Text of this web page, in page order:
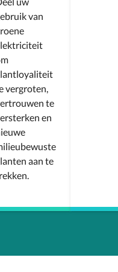
van
vergroten,
te
en
aan te